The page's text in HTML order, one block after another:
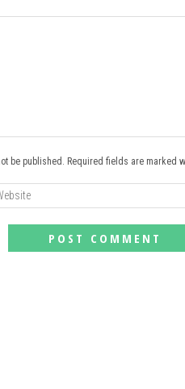
be published. Required fields are marked